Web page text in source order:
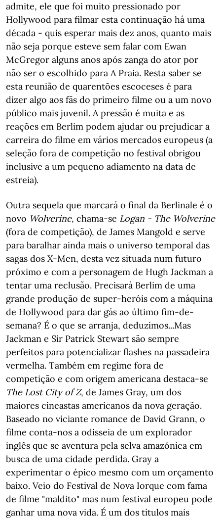
admite, ele que foi muito pressionado por
Hollywood para filmar esta continuação há uma
década - quis esperar mais dez anos, quanto mais
não seja porque esteve sem falar com Ewan
McGregor alguns anos após zanga do ator por
não ser o escolhido para A Praia. Resta saber se
esta reunião de quarentões escoceses é para
dizer algo aos fãs do primeiro filme ou a um novo
público mais juvenil. A pressão é muita e as
reações em Berlim podem ajudar ou prejudicar a
carreira do filme em vários mercados europeus (a
seleção fora de competição no festival obrigou
inclusive a um pequeno adiamento na data de
estreia).
Outra sequela que marcará o final da Berlinale é o
novo Wolverine, chama-se Logan - The Wolverine
(fora de competição), de James Mangold e serve
para baralhar ainda mais o universo temporal das
sagas dos X-Men, desta vez situada num futuro
próximo e com a personagem de Hugh Jackman a
tentar uma reclusão. Precisará Berlim de uma
grande produção de super-heróis com a máquina
de Hollywood para dar gás ao último fim-de-
semana? É o que se arranja, deduzimos...Mas
Jackman e Sir Patrick Stewart são sempre
perfeitos para potencializar flashes na passadeira
vermelha. Também em regime fora de
competição e com origem americana destaca-se
The Lost City of Z, de James Gray, um dos
maiores cineastas americanos da nova geração.
Baseado no viciante romance de David Grann, o
filme conta-nos a odisseia de um explorador
inglês que se aventura pela selva amazónica em
busca de uma cidade perdida. Gray a
experimentar o épico mesmo com um orçamento
baixo. Veio do Festival de Nova Iorque com fama
de filme "maldito" mas num festival europeu pode
ganhar uma nova vida. É um dos títulos mais